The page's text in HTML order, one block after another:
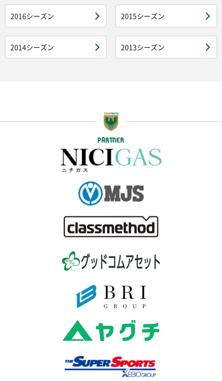
2016シーズン 2015シーズン
2014シーズン 2013シーズン
PARTNER